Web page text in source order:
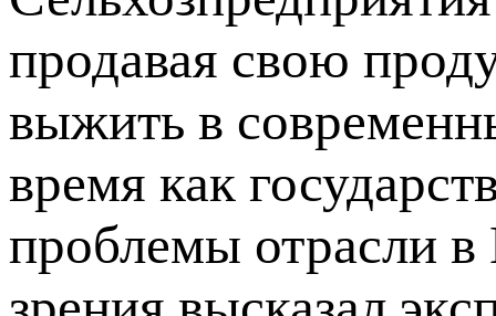
продавая свою
выжить в
время как
проблемы отрасли